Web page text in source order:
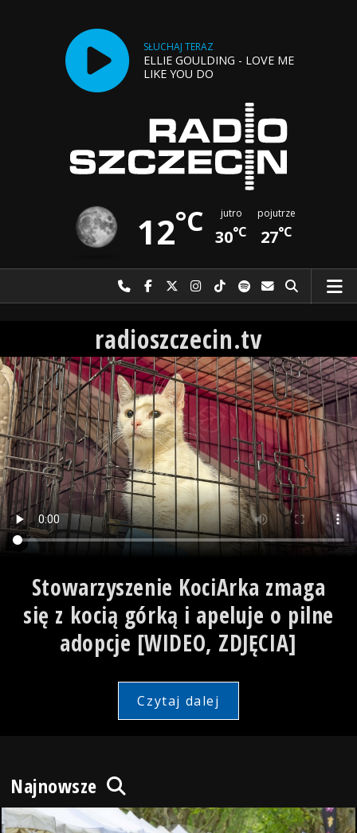
SŁUCHAJ TERAZ
ELLIE GOULDING - LOVE ME
LIKE YOU DO
12°C jutro
30°C
pojutrze
27°C
Najlepiej po prostu do nas zadzwoń
Odwiedź nas na Facebook-u
Odwiedź nas na X
Odwiedź nas na Instagram-ie
Odwiedź nas na TikTok-u
Szukaj nas na Spotify
Wyślij do nas
Szukaj
radioszczecin.tv
Stowarzyszenie KociArka zmaga
się z kocią górką i apeluje o pilne
adopcje [WIDEO, ZDJĘCIA]
Czytaj dalej
Najnowsze